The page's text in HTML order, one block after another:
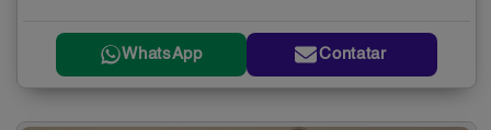
WhatsApp Contatar